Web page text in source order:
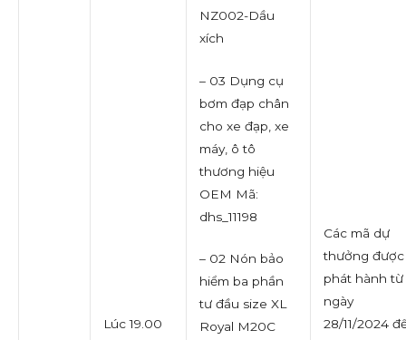
Lúc 19.00
NZ002-Dầu
xích
– 03 Dụng cụ
bơm đạp chân
cho xe đạp, xe
máy, ô tô
thương hiệu
OEM Mã:
dhs_11198
– 02 Nón bảo
hiểm ba phần
tư đầu size XL
Royal M20C
Các mã dự
thưởng được
phát hành từ
ngày
28/11/2024